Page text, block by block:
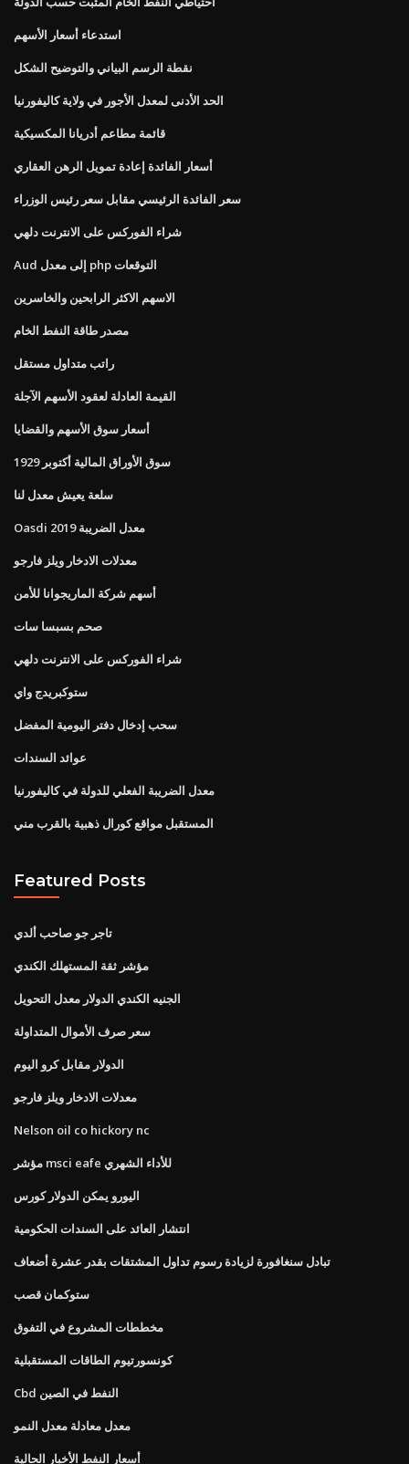
استدعاء أسعار الأسهم
نقطة الرسم البياني والتوضيح الشكل
الحد الأدنى لمعدل الأجور في ولاية كاليفورنيا
قائمة مطاعم أدريانا المكسيكية
أسعار الفائدة إعادة تمويل الرهن العقاري
سعر الفائدة الرئيسي مقابل سعر رئيس الوزراء
شراء الفوركس على الانترنت دلهي
Aud إلى معدل php التوقعات
الاسهم الاكثر الرابحين والخاسرين
مصدر طاقة النفط الخام
راتب متداول مستقل
القيمة العادلة لعقود الأسهم الآجلة
أسعار سوق الأسهم والقضايا
سوق الأوراق المالية أكتوبر 1929
سلعة يعيش معدل لنا
Oasdi معدل الضريبة 2019
معدلات الادخار ويلز فارجو
أسهم شركة الماريجوانا للأمن
صحم بسبسا سات
شراء الفوركس على الانترنت دلهي
ستوكبريدج واي
سحب إدخال دفتر اليومية المفضل
عوائد السندات
معدل الضريبة الفعلي للدولة في كاليفورنيا
المستقبل مواقع كورال ذهبية بالقرب مني
Featured Posts
تاجر جو صاحب ألدي
مؤشر ثقة المستهلك الكندي
الجنيه الكندي الدولار معدل التحويل
سعر صرف الأموال المتداولة
الدولار مقابل كرو اليوم
معدلات الادخار ويلز فارجو
Nelson oil co hickory nc
مؤشر msci eafe للأداء الشهري
اليورو يمكن الدولار كورس
انتشار العائد على السندات الحكومية
تبادل سنغافورة لزيادة رسوم تداول المشتقات بقدر عشرة أضعاف
ستوكمان قصب
مخططات المشروع في التفوق
كونسورتيوم الطاقات المستقبلية
Cbd النفط في الصين
معدل معادلة معدل النمو
أسعار النفط الأخبار الحالية